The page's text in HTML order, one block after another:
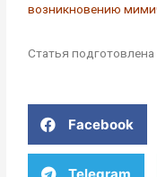
возникновению
Статья
Facebook
Telegram